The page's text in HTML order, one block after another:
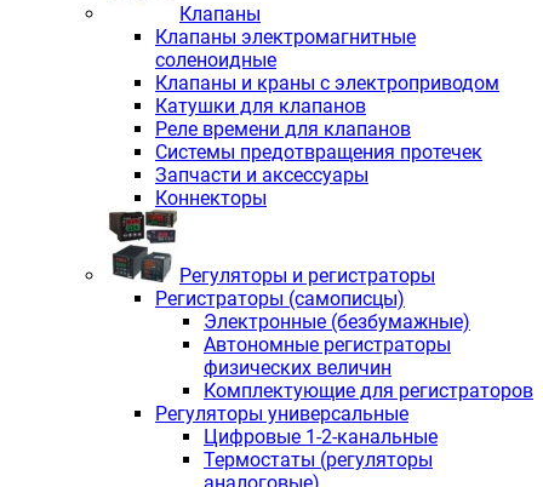
Клапаны
Клапаны электромагнитные
соленоидные
Клапаны и краны с электроприводом
Катушки для клапанов
Реле времени для клапанов
Системы предотвращения протечек
Запчасти и аксессуары
Коннекторы
Регуляторы и регистраторы
Регистраторы (самописцы)
Электронные (безбумажные)
Автономные регистраторы
физических величин
Комплектующие для регистраторов
Регуляторы универсальные
Цифровые 1-2-канальные
Термостаты (регуляторы